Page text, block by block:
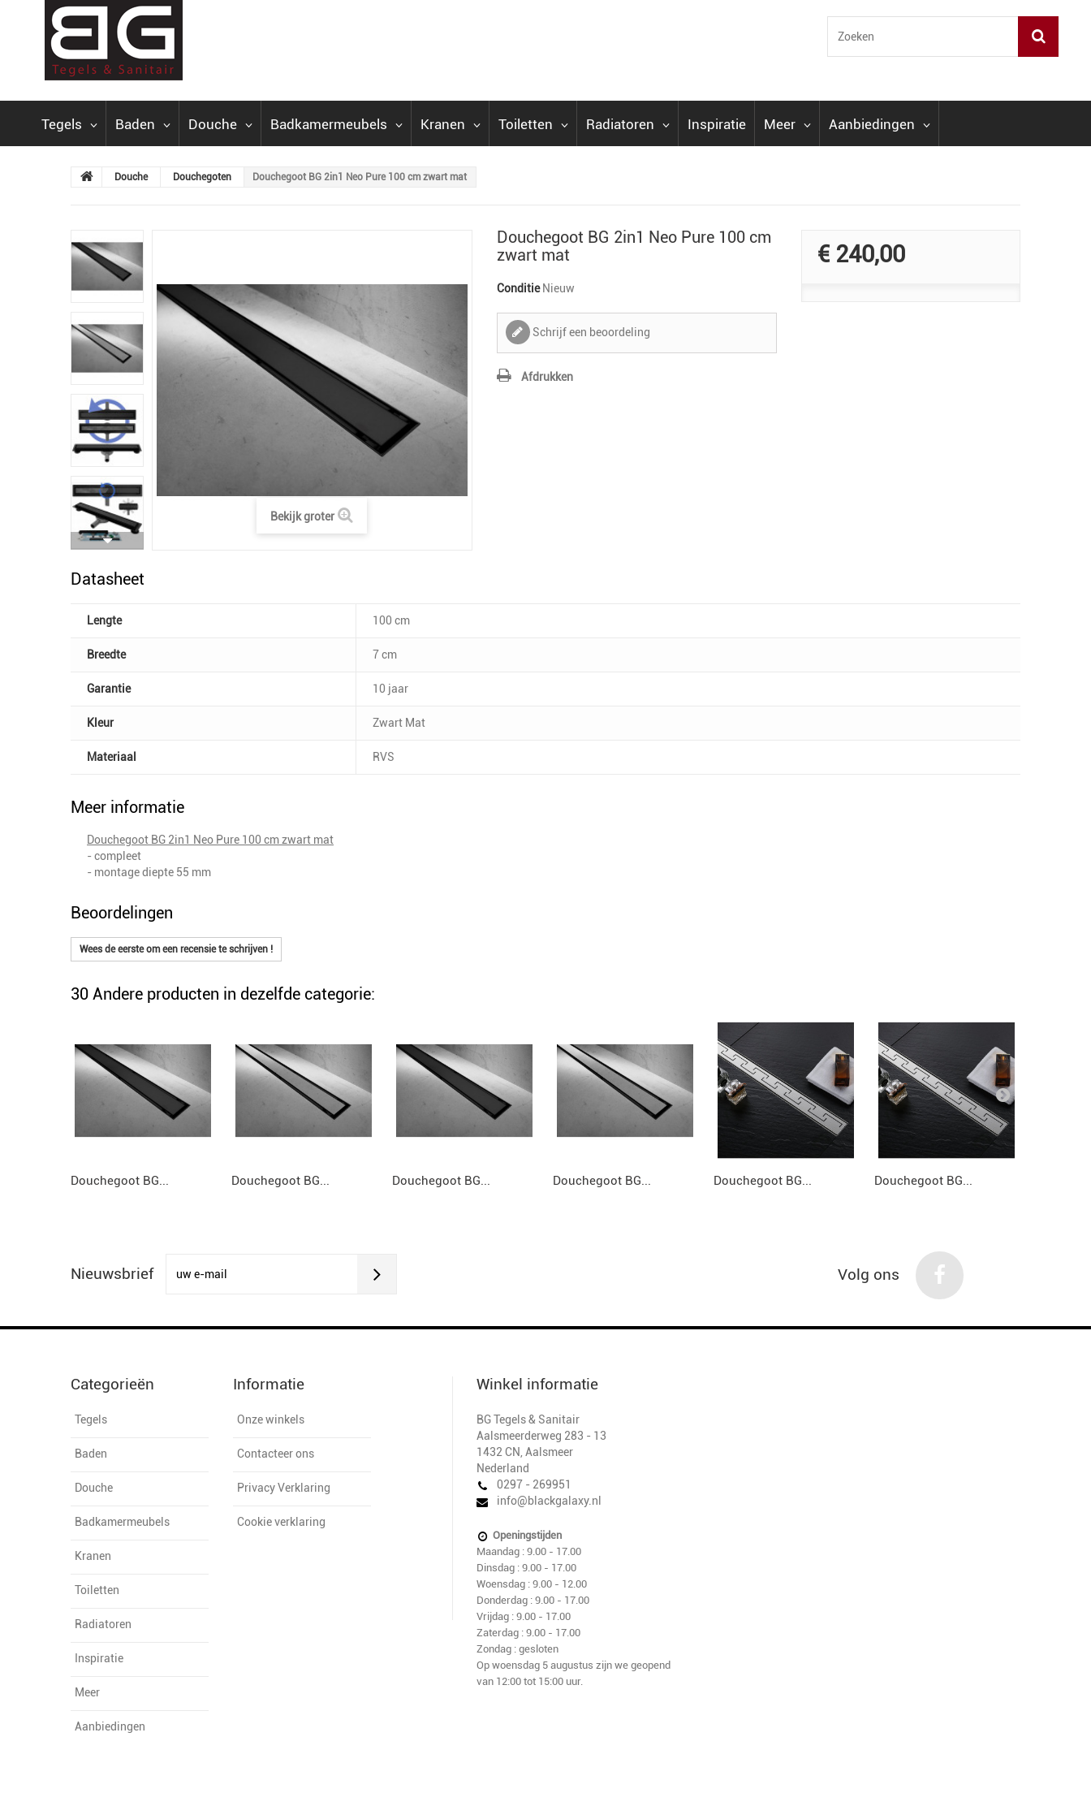
Tegels Baden Douche Badkamermeubels Kranen Toiletten Radiatoren Inspiratie Meer Aanbiedingen
Douche Douchegoten Douchegoot BG 2in1 Neo Pure 100 cm zwart mat
Bekijk groter
Douchegoot BG 2in1 Neo Pure 100 cm
zwart mat
Conditie Nieuw
Schrijf een beoordeling
Afdrukken
€ 240,00
Datasheet
Lengte 100 cm
Breedte 7 cm
Garantie 10 jaar
Kleur Zwart Mat
Materiaal RVS
Meer informatie
Douchegoot BG 2in1 Neo Pure 100 cm zwart mat
- compleet
- montage diepte 55 mm
Beoordelingen
Wees de eerste om een recensie te schrijven !
30 Andere producten in dezelfde categorie:
Douchegoot BG... Douchegoot BG... Douchegoot BG... Douchegoot BG... Douchegoot BG... Douchegoot BG...
Nieuwsbrief Volg ons
Categorieën
Tegels
Baden
Douche
Badkamermeubels
Kranen
Toiletten
Radiatoren
Inspiratie
Meer
Aanbiedingen
Informatie
Onze winkels
Contacteer ons
Privacy Verklaring
Cookie verklaring
Winkel informatie
BG Tegels & Sanitair
Aalsmeerderweg 283 - 13
1432 CN Aalsmeer
Nederland
0297 - 269951
info@blackgalaxy.nl
Openingstijden
Maandag : 9.00 - 17.00
Dinsdag : 9.00 - 17.00
Woensdag : 9.00 - 12.00
Donderdag : 9.00 - 17.00
Vrijdag : 9.00 - 17.00
Zaterdag : 9.00 - 17.00
Zondag : gesloten
Op woensdag 5 augustus zijn we geopend
van 12:00 tot 15:00 uur.